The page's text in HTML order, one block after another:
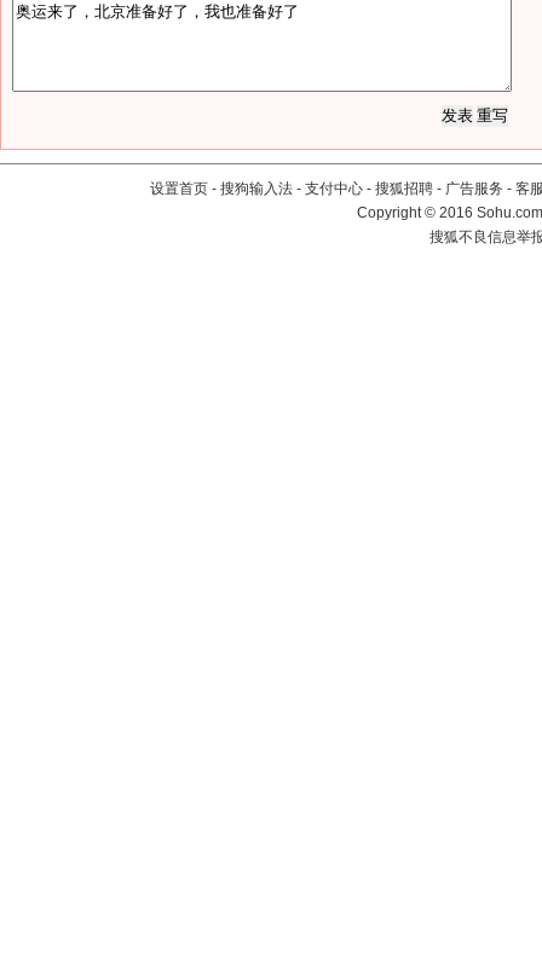
设置首页 - 搜狗输入法 - 支付中心 - 搜狐招聘 - 广告服务 - 客
Copyright©2016
搜狐不良信息举